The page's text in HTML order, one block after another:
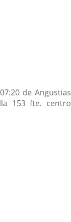
de Angustias
153 fte. centro